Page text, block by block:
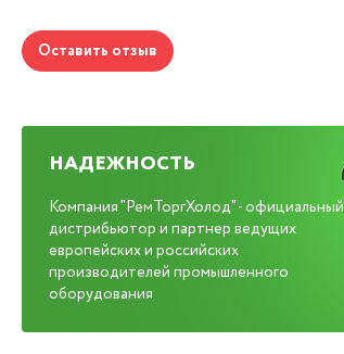
Оставить отзыв
НАДЕЖНОСТЬ
Компания "РемТоргХолод" - официальный
дистрибьютор и партнер ведущих
европейских и российских
производителей промышленного
оборудования